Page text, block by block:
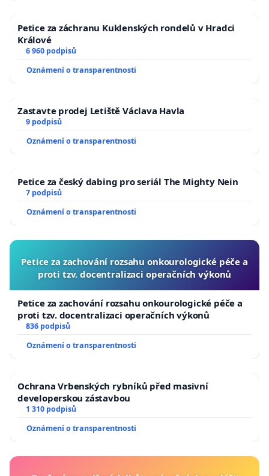
Petice za záchranu Kuklenských rondelů v Hradci
Králové
6 960 podpisů
Oznámení o transparentnosti
Zastavte prodej Letiště Václava Havla
9 podpisů
Oznámení o transparentnosti
Petice za český dabing pro seriál The Mighty Nein
7 podpisů
Oznámení o transparentnosti
Petice za zachování rozsahu onkourologické péče a
proti tzv. docentralizaci operačních výkonů
Petice za zachování rozsahu onkourologické péče a
proti tzv. docentralizaci operačních výkonů
836 podpisů
Oznámení o transparentnosti
Ochrana Vrbenských rybníků před masivní
developerskou zástavbou
1 310 podpisů
Oznámení o transparentnosti